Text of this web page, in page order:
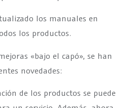
los manuales en
los productos.
«bajo el capó», se han
novedades:
de los productos se puede